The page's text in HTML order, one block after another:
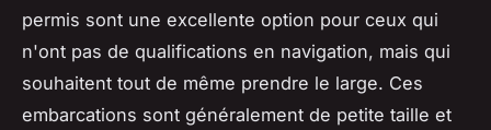
permis sont une excellente option pour ceux qui
n'ont pas de qualifications en navigation, mais qui
souhaitent tout de même prendre le large. Ces
embarcations sont généralement de petite taille et